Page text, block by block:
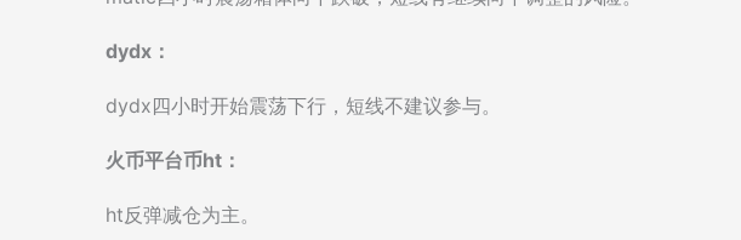
dydx：
dydx四小时开始震荡下行，短线不建议参与。
火币平台币ht：
ht反弹减仓为主。